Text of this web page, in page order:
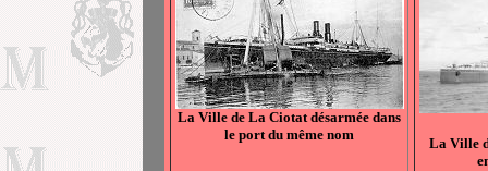
La Ville de La Ciotat désarmée dans
le port du même nom
La Ville